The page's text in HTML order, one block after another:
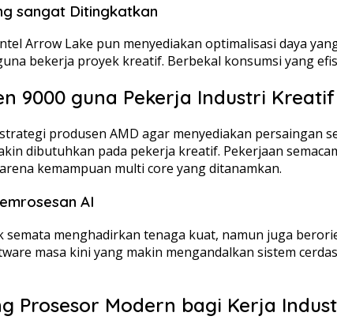
sangat Ditingkatkan
Arrow Lake pun menyediakan optimalisasi daya
bekerja proyek kreatif. Berbekal konsumsi yang
9000 guna Pekerja Industri Kreatif
produsen AMD agar menyediakan
dibutuhkan pada pekerja kreatif. Pekerjaan
kemampuan multi core yang ditanamkan.
AI
semata menghadirkan tenaga kuat, namun juga
masa kini yang makin mengandalkan sistem
Prosesor Modern bagi Kerja